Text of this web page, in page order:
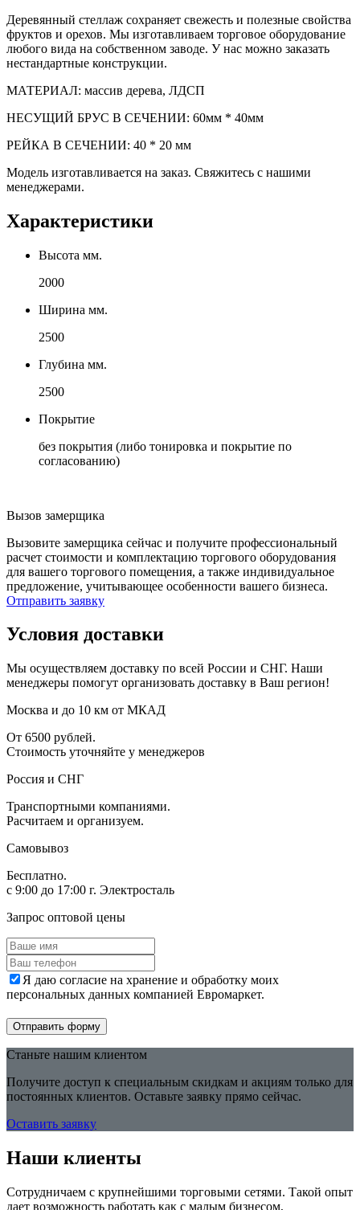
Деревянный стеллаж сохраняет свежесть и полезные свойства
фруктов и орехов. Мы изготавливаем торговое оборудование
любого вида на собственном заводе. У нас можно заказать
нестандартные конструкции.
МАТЕРИАЛ: массив дерева, ЛДСП
НЕСУЩИЙ БРУС В СЕЧЕНИИ: 60мм * 40мм
РЕЙКА В СЕЧЕНИИ: 40 * 20 мм
Модель изготавливается на заказ. Свяжитесь с нашими
менеджерами.
Характеристики
Высота мм.
2000
Ширина мм.
2500
Глубина мм.
2500
Покрытие
без покрытия (либо тонировка и покрытие по
согласованию)
Вызов замерщика
Вызовите замерщика сейчас и получите профессиональный
расчет стоимости и комплектацию торгового оборудования
для вашего торгового помещения, а также индивидуальное
предложение, учитывающее особенности вашего бизнеса.
Отправить заявку
Условия доставки
Мы осуществляем доставку по всей России и СНГ. Наши
менеджеры помогут организовать доставку в Ваш регион!
Москва и до 10 км от МКАД
От 6500 рублей.
Стоимость уточняйте у менеджеров
Россия и СНГ
Транспортными компаниями.
Расчитаем и организуем.
Самовывоз
Бесплатно.
с 9:00 до 17:00 г. Электросталь
Запрос оптовой цены
Я даю согласие на хранение и обработку моих
персональных данных компанией Евромаркет.
Отправить форму
Станьте нашим клиентом
Получите доступ к специальным скидкам и акциям только для
постоянных клиентов. Оставьте заявку прямо сейчас.
Оставить заявку
Наши клиенты
Сотрудничаем с крупнейшими торговыми сетями. Такой опыт
дает возможность работать как с малым бизнесом,